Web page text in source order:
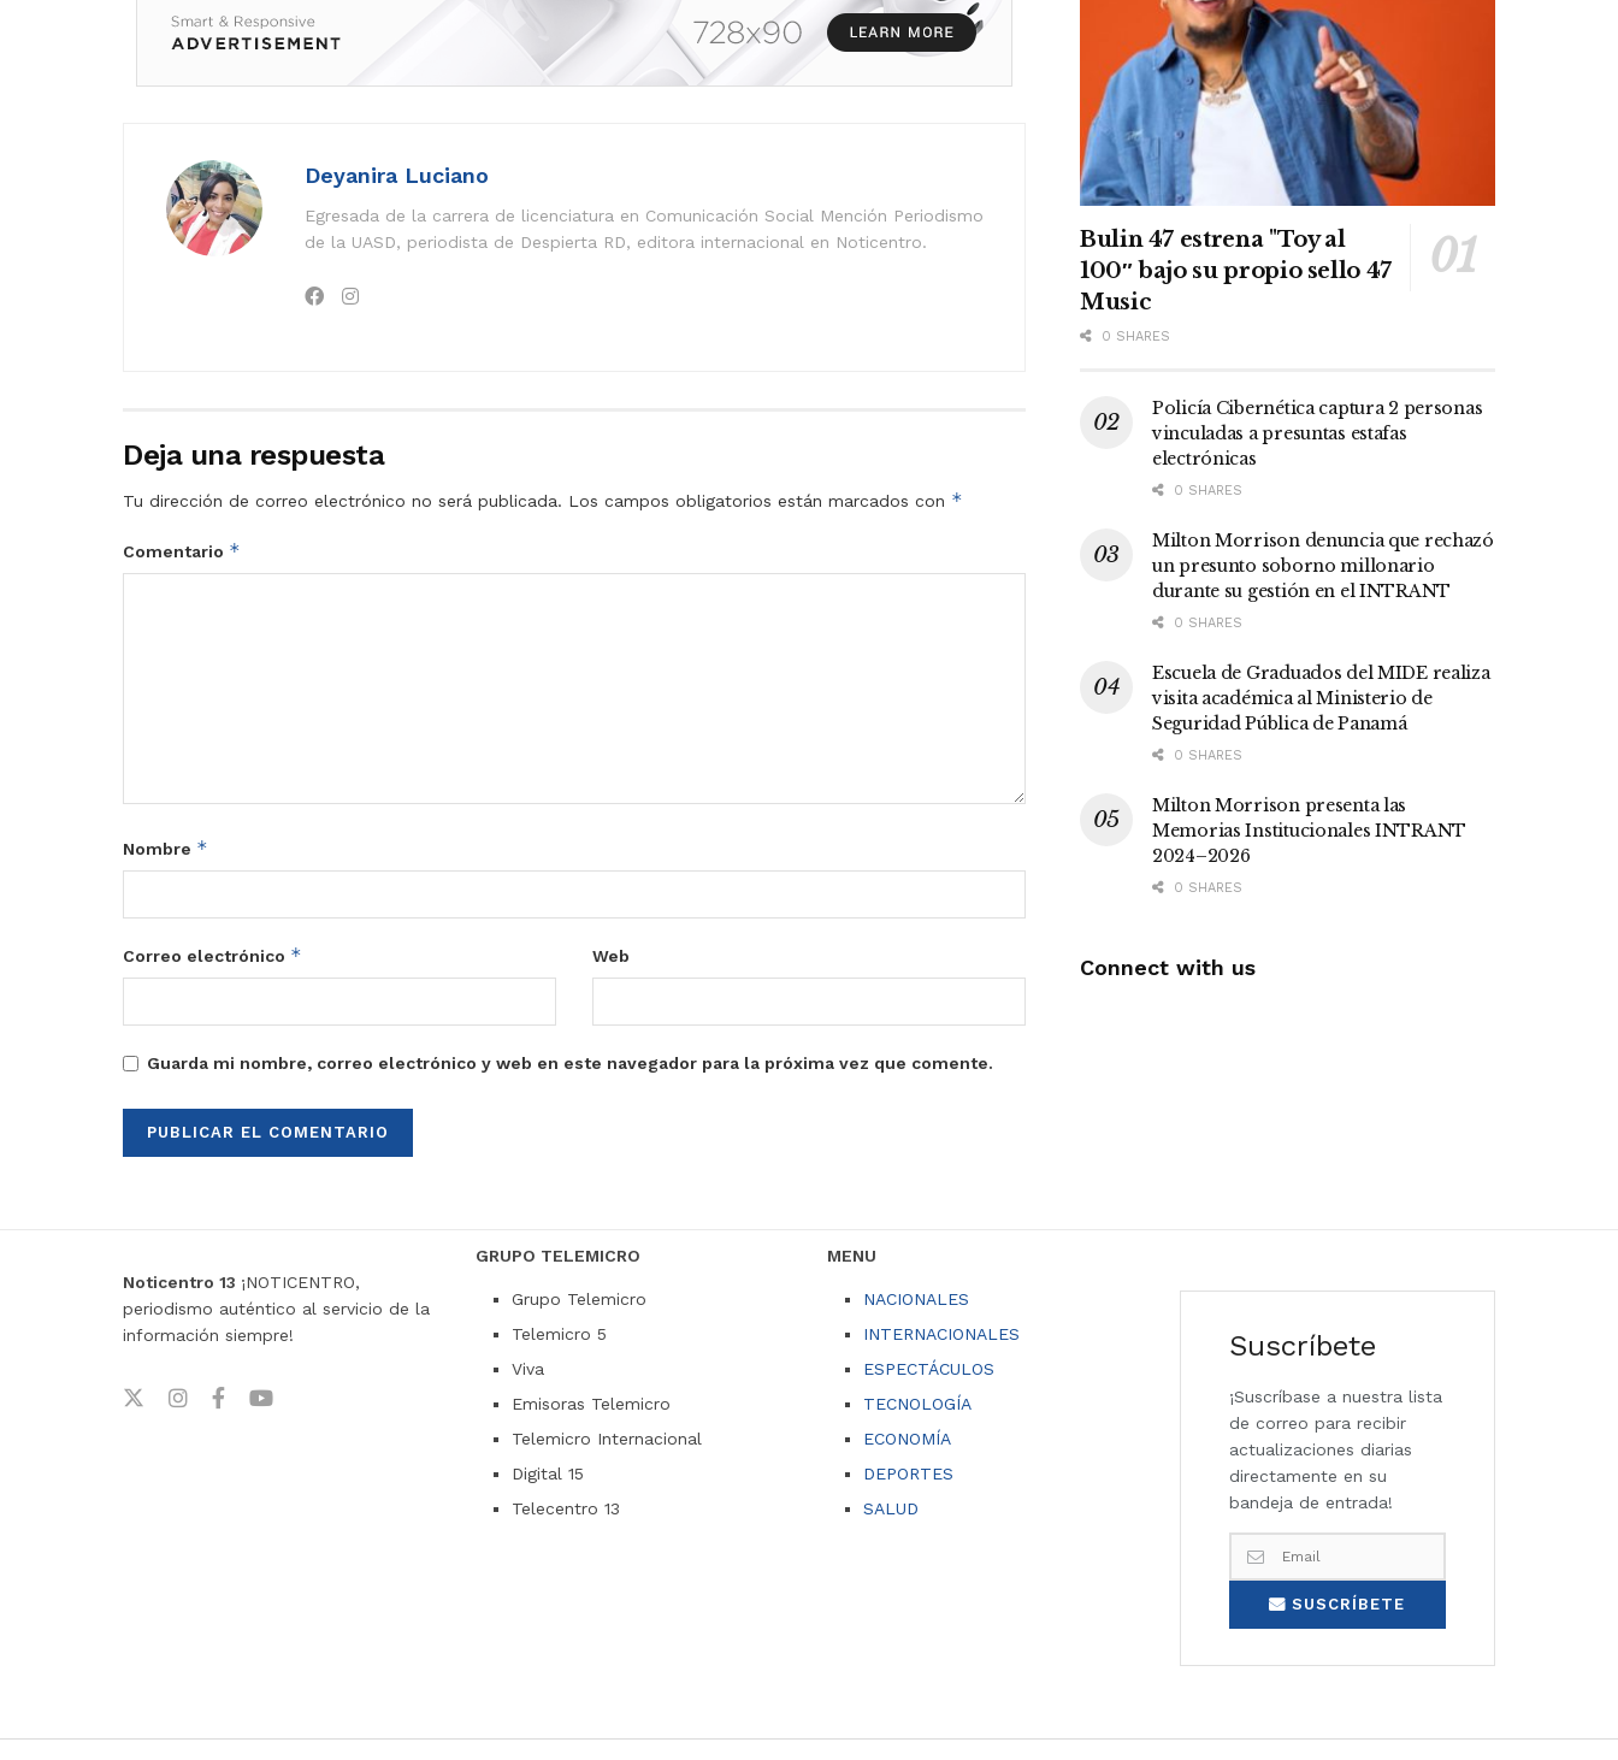
Deyanira Luciano
Egresada de la carrera de licenciatura en Comunicación Social Mención Periodismo
de la UASD, periodista de Despierta RD, editora internacional en Noticentro.
Deja una respuesta
Tu dirección de correo electrónico no será publicada. Los campos obligatorios están marcados con *
Comentario *
Nombre *
Correo electrónico * Web
Guarda mi nombre, correo electrónico y web en este navegador para la próxima vez que comente.
Bulin 47 estrena "Toy al
100″ bajo su propio sello 47
Music
0 SHARES
Policía Cibernética captura 2 personas
vinculadas a presuntas estafas
electrónicas
0 SHARES
Milton Morrison denuncia que rechazó
un presunto soborno millonario
durante su gestión en el INTRANT
0 SHARES
Escuela de Graduados del MIDE realiza
visita académica al Ministerio de
Seguridad Pública de Panamá
0 SHARES
Milton Morrison presenta las
Memorias Institucionales INTRANT
2024–2026
0 SHARES
Connect with us
Noticentro 13 ¡NOTICENTRO,
periodismo auténtico al servicio de la
información siempre!
GRUPO TELEMICRO
Grupo Telemicro
Telemicro 5
Viva
Emisoras Telemicro
Telemicro Internacional
Digital 15
Telecentro 13
MENU
NACIONALES
INTERNACIONALES
ESPECTÁCULOS
TECNOLOGÍA
ECONOMÍA
DEPORTES
SALUD
Suscríbete
¡Suscríbase a nuestra lista
de correo para recibir
actualizaciones diarias
directamente en su
bandeja de entrada!
SUSCRÍBETE